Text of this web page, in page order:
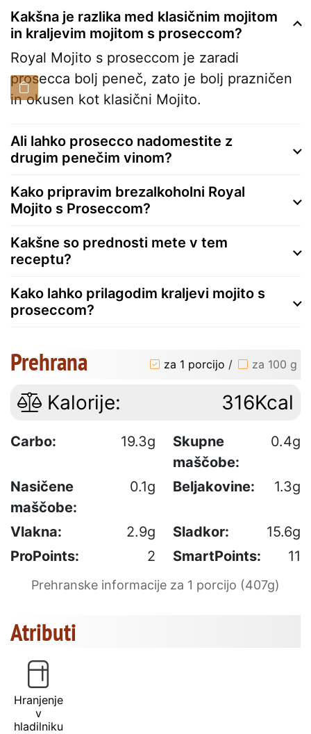
Kakšna je razlika med klasičnim mojitom
in kraljevim mojitom s proseccom?
Royal Mojito s proseccom je zaradi
prosecca bolj peneč, zato je bolj prazničen
in okusen kot klasični Mojito.
Ali lahko prosecco nadomestite z
drugim penečim vinom?
Kako pripravim brezalkoholni Royal
Mojito s Proseccom?
Kakšne so prednosti mete v tem
receptu?
Kako lahko prilagodim kraljevi mojito s
proseccom?
Prehrana za 1 porcijo / za 100 g
Kalorije: 316Kcal
Carbo: 19.3g
Skupne
maščobe:
0.4g
Nasičene
maščobe:
0.1g Beljakovine: 1.3g
Vlakna: 2.9g Sladkor:
15.6g
ProPoints:
2 SmartPoints: 11
Prehranske informacije za 1 porcijo (407g)
Atributi
Hranjenje
v
hladilniku